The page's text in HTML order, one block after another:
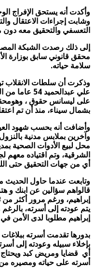
وأكدت أنه يستحق الإفراج
وشابت إجراءات الاعتقال
التعسفي والتحقيق معه دون
إلى ذلك رصدت الشبكة
محقق قانوني سابق بوزارة
سلامة حياته.
وذكرت أن سلطات الانقلاب
علي
على ليسانس حقوق ،
بشمال سيناء، منذ أن تم اعتقاله
وأضافت أنه بحسب شهود
وآخرين بملابس مدنية
محل لبيع الأدوات الصحية
الشرقية، وتم اقتياده
أي من جهات التحقيق حتى
وتابعت عندما حاول
قالواهم سؤالين عن ابنك و
إبراهيم، ورغم مرور أكثر
يتم عودته إلى أسرته،
إبراهيم مطلوبا لدى الأمن
بدورها تقدمت أسرته
بإخلاء سبيله وعودته إلى
أي قضايا ومريض كبد ويحتاج
أسرته على حياته ومصيره